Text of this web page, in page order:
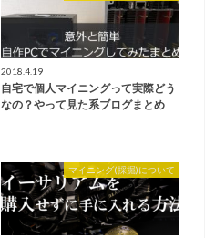
2018.4.19
自宅で個人マイニングって実際どう
なの？やって見た系ブログまとめ
マイニング(採掘)について